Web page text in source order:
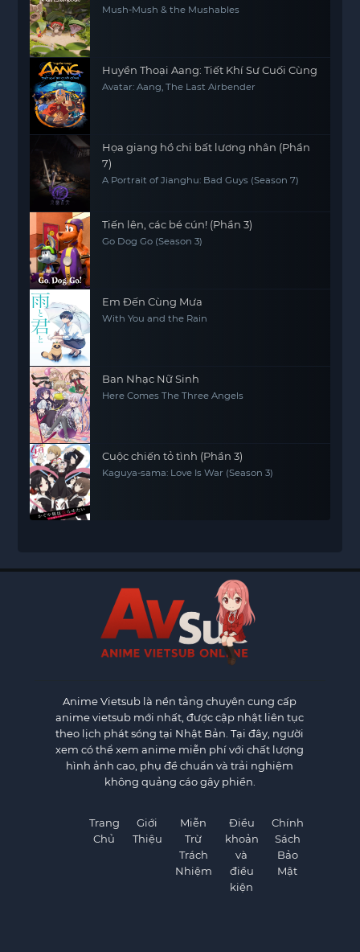
Mush-Mush & the Mushables
Huyền Thoại Aang: Tiết Khí Sư Cuối Cùng
Avatar: Aang, The Last Airbender
Họa giang hồ chi bất lương nhân (Phần
7)
A Portrait of Jianghu: Bad Guys (Season 7)
Tiến lên, các bé cún! (Phần 3)
Go Dog Go (Season 3)
Em Đến Cùng Mưa
With You and the Rain
Ban Nhạc Nữ Sinh
Here Comes The Three Angels
Cuộc chiến tỏ tình (Phần 3)
Kaguya-sama: Love Is War (Season 3)
Anime Vietsub là nền tảng chuyên cung cấp
anime vietsub mới nhất, được cập nhật liên tục
theo lịch phát sóng tại Nhật Bản. Tại đây, người
xem có thể xem anime miễn phí với chất lượng
hình ảnh cao, phụ đề chuẩn và trải nghiệm
không quảng cáo gây phiền.
Trang
Chủ
Giới
Thiệu
Miễn
Trừ
Trách
Nhiệm
Điều
khoản
và
điều
kiện
Chính
Sách
Bảo
Mật